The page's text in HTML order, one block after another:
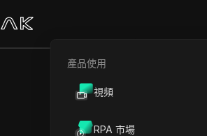
產品使用
視頻
RPA 市場
（講座 13